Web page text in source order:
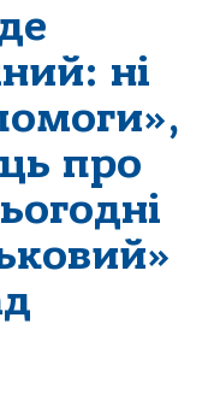
ні
про